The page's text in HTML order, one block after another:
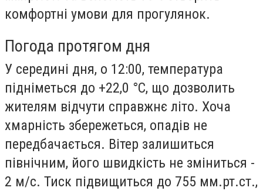
комфортні умови для прогулянок.
Погода протягом дня
У середині дня, о 12:00, температура
підніметься до +22,0 °C, що дозволить
жителям відчути справжнє літо. Хоча
хмарність збережеться, опадів не
передбачається. Вітер залишиться
північним, його швидкість не зміниться -
2 м/с. Тиск підвищиться до 755 мм.рт.ст.,